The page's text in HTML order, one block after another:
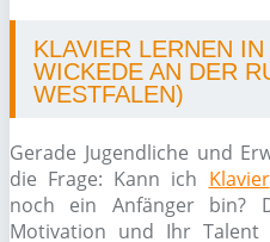
KLAVIER LERNEN
WICKEDE AN DER
WESTFALEN)
Gerade Jugendliche und
die Frage: Kann ich Klavier
noch ein Anfänger bin?
Motivation und Ihr